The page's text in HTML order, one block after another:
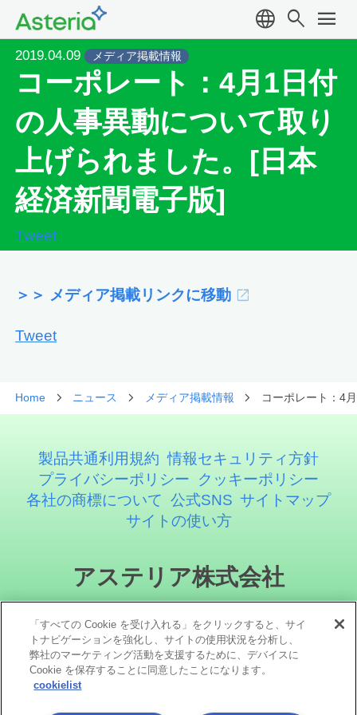
language search menu
2019.04.09 メディア掲載情報
コーポレート：4月1日付
の人事異動について取り
上げられました。[日本
経済新聞電子版]
Tweet
＞＞ メディア掲載リンクに移動
Tweet
Home ニュース メディア掲載情報 コーポレート：4
製品共通利用規約 情報セキュリティ方針
プライバシーポリシー
クッキーポリシー
各社の商標について 公式SNS サイトマップ
サイトの使い方
アステリア株式会社
「すべての Cookie を受け入れる」をクリックすると、サイ
トナビゲーションを強化し、サイトの使用状況を分析し、
弊社のマーケティング活動を支援するために、デバイスに
Cookie を保存することに同意したことになります。
cookielist